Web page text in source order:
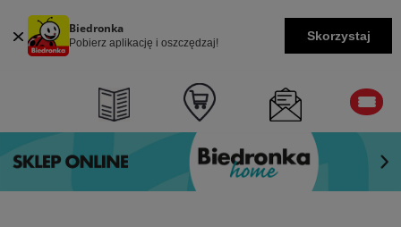
Biedronka
Pobierz aplikację i oszczędzaj! Skorzystaj